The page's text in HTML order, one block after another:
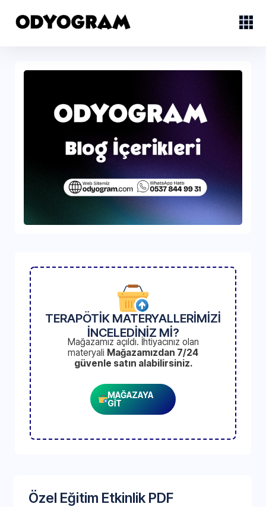
TERAPÖTİK MATERYALLERİMİZİ
İNCELEDİNİZ Mİ?
Mağazamız açıldı. İhtiyacınız olan
materyali Mağazamızdan 7/24
güvenle satın alabilirsiniz.
MAĞAZAYA
GİT
Özel Eğitim Etkinlik PDF